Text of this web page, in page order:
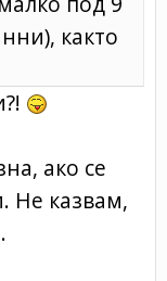
както
ако се
Не казвам,